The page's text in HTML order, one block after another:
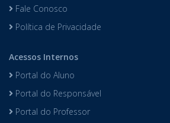
Fale Conosco
Política de Privacidade
Acessos Internos
Portal do Aluno
Portal do Responsável
Portal do Professor